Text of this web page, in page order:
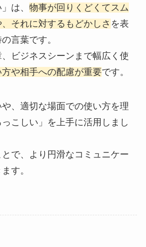
は、 物事が回りくどくてスム
それに対するもどかしさ を表
言葉です。
ビジネスシーンまで幅広く使
方や相手への配慮が重要です。
、適切な場面での使い方を理
こしい」を上手に活用しまし
で、より円滑なコミュニケー
す。